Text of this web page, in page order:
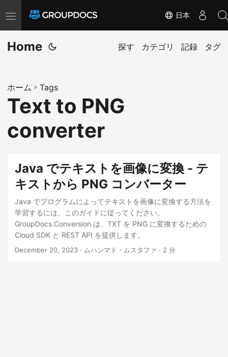
T
o
g
e
n
v
a
o
日本
Home 探す カテゴリ 記録 タグ
ホーム » Tags
Text to PNG
converter
Java でテキストを画像に変換 - テ
キストから PNG コンバーター
Java でプログラムによってテキストを画像に変換する方法を
学習するには、このガイドに従ってください。
GroupDocs.Conversion は、TXT を PNG に変換するための
Cloud SDK と REST API を提供します。
December 20, 2023 · ムハンマド・ムスタファ · 2 分